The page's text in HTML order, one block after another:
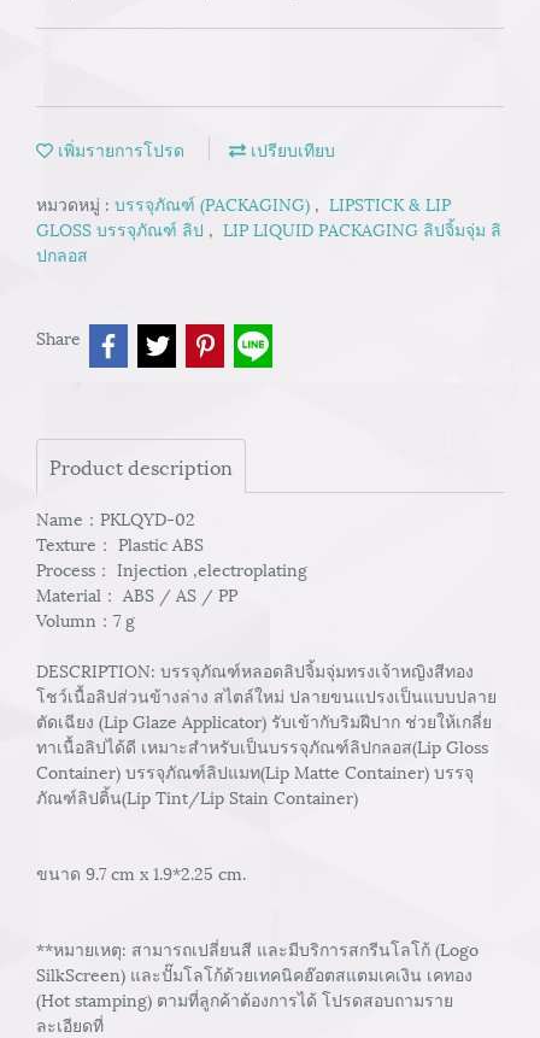
เพิ่มรายการโปรด เปรียบเทียบ
หมวดหมู่ : บรรจุภัณฑ์ (PACKAGING) , LIPSTICK & LIP
GLOSS บรรจุภัณฑ์ ลิป , LIP LIQUID PACKAGING ลิปจิ้มจุ่ม ลิ
ปกลอส
Share
Product description
Name：PKLQYD-02
Texture： Plastic ABS
Process： Injection ,electroplating
Material： ABS / AS / PP
Volumn：7 g
DESCRIPTION: บรรจุภัณฑ์หลอดลิปจิ้มจุ่มทรงเจ้าหญิงสีทอง
โชว์เนื้อลิปส่วนข้างล่าง สไตล์ใหม่ ปลายขนแปรงเป็นแบบปลาย
ตัดเฉียง (Lip Glaze Applicator) รับเข้ากับริมฝีปาก ช่วยให้เกลี่ย
ทาเนื้อลิปได้ดี เหมาะสำหรับเป็นบรรจุภัณฑ์ลิปกลอส(Lip Gloss
Container) บรรจุภัณฑ์ลิปแมท(Lip Matte Container) บรรจุ
ภัณฑ์ลิปติ้น(Lip Tint/Lip Stain Container)
ขนาด 9.7 cm x 1.9*2.25 cm.
**หมายเหตุ: สามารถเปลี่ยนสี และมีบริการสกรีนโลโก้ (Logo
SilkScreen) และปั๊มโลโก้ด้วยเทคนิคฮ๊อตสแตมเคเงิน เคทอง
(Hot stamping) ตามที่ลูกค้าต้องการได้ โปรดสอบถามราย
ละเอียดที่